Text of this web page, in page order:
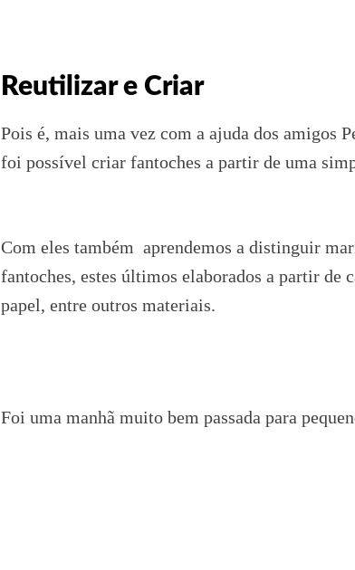
Reutilizar e Criar
Pois é, mais uma vez com a ajuda dos amigos
foi possível criar fantoches a partir de uma
Com eles também aprendemos a distinguir
fantoches, estes últimos elaborados a partir de
papel, entre outros materiais.
Foi uma manhã muito bem passada para